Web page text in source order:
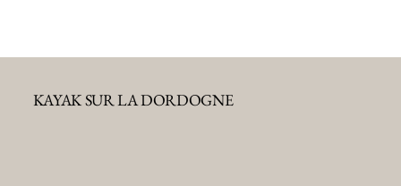
KAYAK SUR LA DORDOGNE